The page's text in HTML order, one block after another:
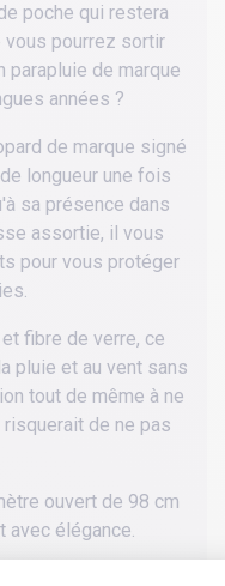
poche qui restera
vous pourrez sortir
parapluie de marque
années ?
de marque signé
longueur une fois
sa présence dans
assortie, il vous
pour vous protéger
fibre de verre, ce
pluie et au vent sans
tout de même à ne
de ne pas
ouvert de 98 cm
avec élégance.